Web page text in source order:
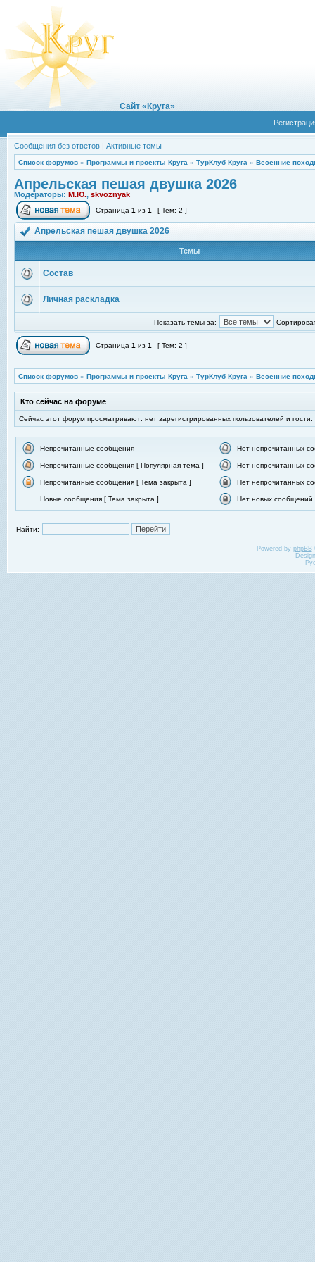
Сайт «Круга»
Сообщения без ответов | Активные темы
Список форумов » Программы и проекты Круга » ТурКлуб Круга » Весенние
Апрельская пешая двушка 2026
Модераторы: М.Ю., skvoznyak
Страница 1 из 1 [ Тем: 2 ]
Апрельская пешая двушка 2026
Темы
Состав
Личная раскладка
Показать темы за:
Страница 1 из 1 [ Тем: 2 ]
Список форумов » Программы и проекты Круга » ТурКлуб Круга » Весенние
Кто сейчас на форуме
Сейчас этот форум просматривают: нет зарегистрированных пользователей и гости:
Непрочитанные сообщения Нет непрочитанных
Непрочитанные сообщения [ Популярная тема ] Нет непрочитанных
Непрочитанные сообщения [ Тема закрыта ] Нет непрочитанных
Новые сообщения [ Тема закрыта ] Нет новых сообщений
Найти:
Powered by phpBB